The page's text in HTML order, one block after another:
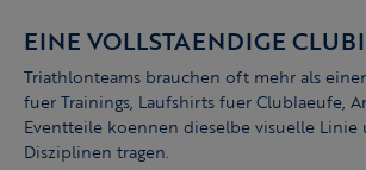
EINE VOLLSTAENDIGE
Triathlonteams brauchen oft mehr als
fuer Trainings, Laufshirts fuer Clublaeufe,
Eventteile koennen dieselbe visuelle Linie
Disziplinen tragen.